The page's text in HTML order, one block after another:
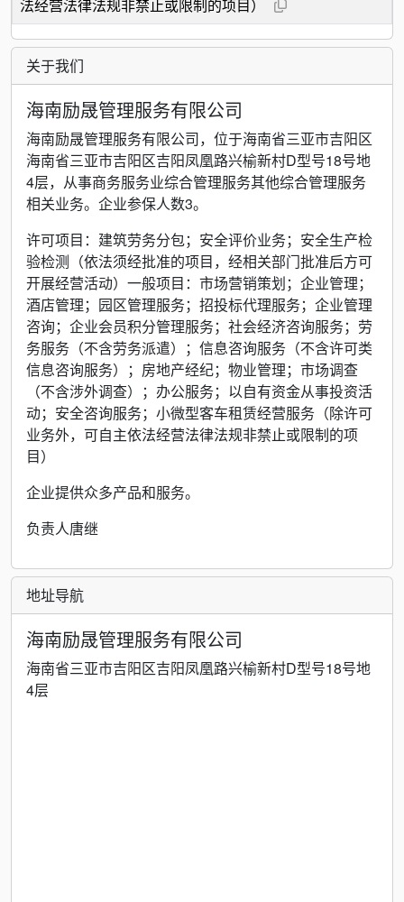
法经营法律法规非禁止或限制的项目）
关于我们
海南励晟管理服务有限公司
海南励晟管理服务有限公司，位于海南省三亚市吉阳区
海南省三亚市吉阳区吉阳凤凰路兴榆新村D型号18号地
4层，从事商务服务业综合管理服务其他综合管理服务
相关业务。企业参保人数3。
许可项目：建筑劳务分包；安全评价业务；安全生产检
验检测（依法须经批准的项目，经相关部门批准后方可
开展经营活动）一般项目：市场营销策划；企业管理；
酒店管理；园区管理服务；招投标代理服务；企业管理
咨询；企业会员积分管理服务；社会经济咨询服务；劳
务服务（不含劳务派遣）；信息咨询服务（不含许可类
信息咨询服务）；房地产经纪；物业管理；市场调查
（不含涉外调查）；办公服务；以自有资金从事投资活
动；安全咨询服务；小微型客车租赁经营服务（除许可
业务外，可自主依法经营法律法规非禁止或限制的项
目）
企业提供众多产品和服务。
负责人唐继
地址导航
海南励晟管理服务有限公司
海南省三亚市吉阳区吉阳凤凰路兴榆新村D型号18号地
4层